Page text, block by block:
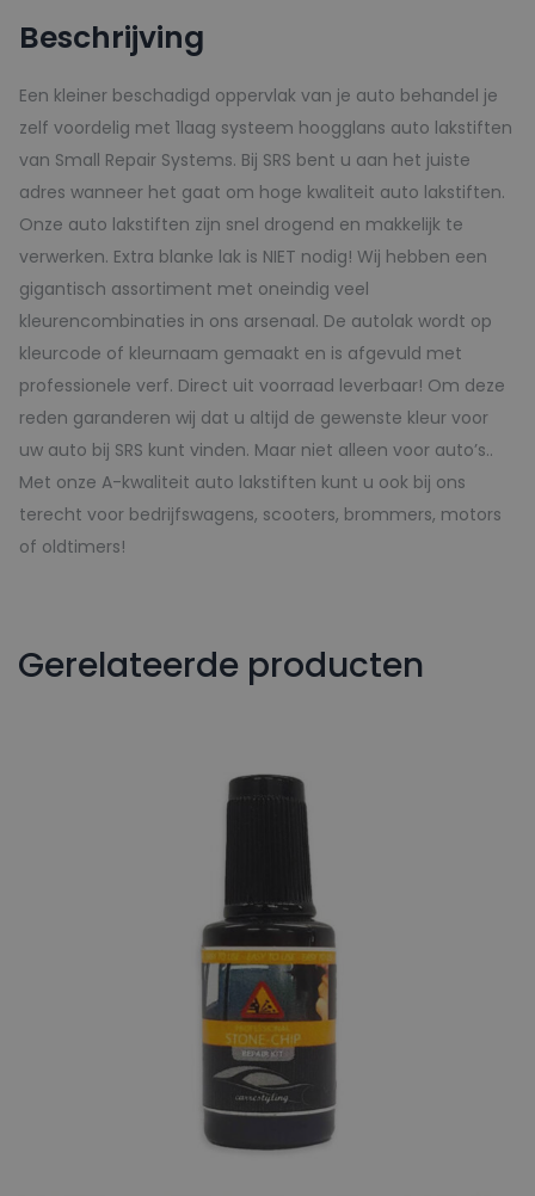
Beschrijving
Een kleiner beschadigd oppervlak van je auto behandel je
zelf voordelig met 1laag systeem hoogglans auto lakstiften
van Small Repair Systems. Bij SRS bent u aan het juiste
adres wanneer het gaat om hoge kwaliteit auto lakstiften.
Onze auto lakstiften zijn snel drogend en makkelijk te
verwerken. Extra blanke lak is NIET nodig! Wij hebben een
gigantisch assortiment met oneindig veel
kleurencombinaties in ons arsenaal. De autolak wordt op
kleurcode of kleurnaam gemaakt en is afgevuld met
professionele verf. Direct uit voorraad leverbaar! Om deze
reden garanderen wij dat u altijd de gewenste kleur voor
uw auto bij SRS kunt vinden. Maar niet alleen voor auto’s..
Met onze A-kwaliteit auto lakstiften kunt u ook bij ons
terecht voor bedrijfswagens, scooters, brommers, motors
of oldtimers!
Gerelateerde producten